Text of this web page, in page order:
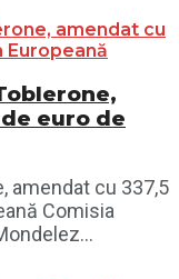
euro de
amendat cu 337,5
Comisia